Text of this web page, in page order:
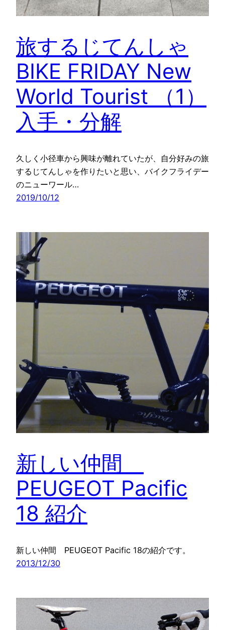
旅するじてんしゃ
BIKE FRIDAY New
World Tourist （1）
入手・分解
久しく小径車から興味が離れていたが、自分好みの旅
するじてんしゃを作りたいと思い、バイクフライデー
のニューワール…
2019/10/12
新しい仲間
PEUGEOT Pacific
18 紹介
新しい仲間 PEUGEOT Pacific 18の紹介です。
2013/12/30